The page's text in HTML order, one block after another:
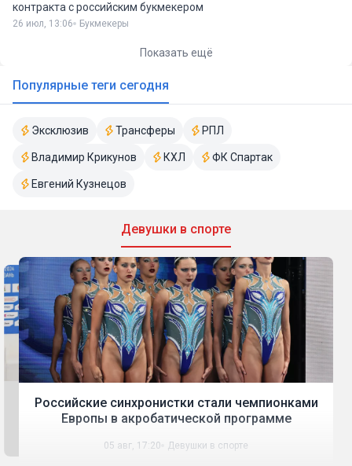
контракта с российским букмекером
26 июл, 13:06 Букмекеры
Показать ещё
Популярные теги сегодня
Эксклюзив Трансферы РПЛ
Владимир Крикунов КХЛ ФК Спартак
Евгений Кузнецов
Девушки в спорте
Сборная России завоевала золото в
командном синхронном плавании на ЧЕ-2026
Российские синхронистки стали чемпионками
Европы в акробатической программе
05 авг, 17:20 Девушки в спорте